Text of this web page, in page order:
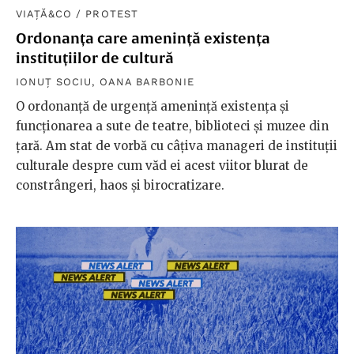
VIAȚĂ&CO / PROTEST
Ordonanța care amenință existența
instituțiilor de cultură
IONUȚ SOCIU , OANA BARBONIE
O ordonanță de urgență amenință existența și
funcționarea a sute de teatre, biblioteci și muzee din
țară. Am stat de vorbă cu câțiva manageri de instituții
culturale despre cum văd ei acest viitor blurat de
constrângeri, haos și birocratizare.